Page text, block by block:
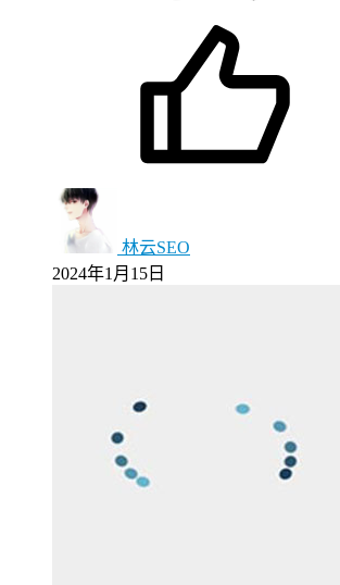
林云SEO
2024年1月15日